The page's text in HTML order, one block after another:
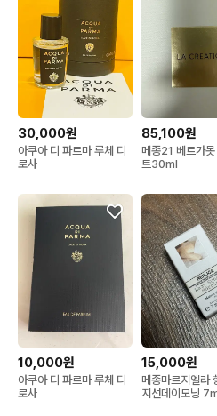
30,000원
아쿠아 디 파르마 루체 디
로사
85,100원
메종21 베르가
트30ml
10,000원
아쿠아 디 파르마 루체 디
로사
15,000원
메종마르지엘라
지선데이모닝